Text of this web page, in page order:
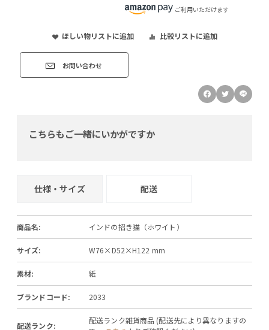
ご利用いただけます
ほしい物リストに追加 比較リストに追加
お問い合わせ
こちらもご一緒にいかがですか
仕様・サイズ 配送
商品名: インドの招き猫（ホワイト）
サイズ: W76×D52×H122 mm
素材: 紙
ブランドコード: 2033
配送ランク:
配送ランク雑貨商品 (配送先により異なりますの